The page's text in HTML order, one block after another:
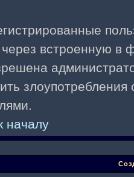
встроенную в
началу